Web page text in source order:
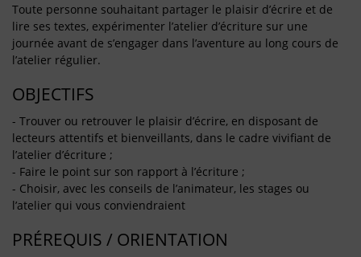
Toute personne souhaitant partager le plaisir d’écrire et de
lire ses textes, expérimenter l’atelier d’écriture sur une
journée avant de s’engager dans l’aventure au long cours de
l’atelier régulier.
OBJECTIFS
- Trouver ou retrouver le plaisir d’écrire, en disposant de
lecteurs attentifs et bienveillants, dans le cadre vivifiant de
l’atelier d’écriture ;
- Faire le point sur son rapport à l’écriture ;
- Choisir, avec les conseils de l’animateur, les stages ou
l’atelier qui vous conviendraient
PRÉREQUIS / ORIENTATION